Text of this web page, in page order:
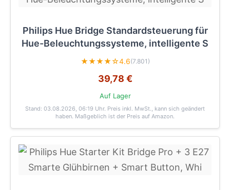
Philips Hue Bridge Standardsteuerung für
Hue-Beleuchtungssysteme, intelligente S
★★★★☆4.6(7.801)
39,78 €
Auf Lager
Stand: 03.08.2026, 06:19 Uhr. Preis inkl. MwSt., kann sich geändert
haben. Maßgeblich ist der Preis auf Amazon.